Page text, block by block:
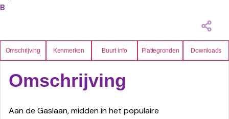
B
Omschrijving Kenmerken Buurt info Plattegronden Downloads
Omschrijving
Aan de Gaslaan, midden in het populaire